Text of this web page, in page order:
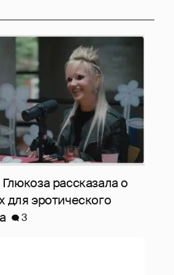
рассказала о
для эротического
3